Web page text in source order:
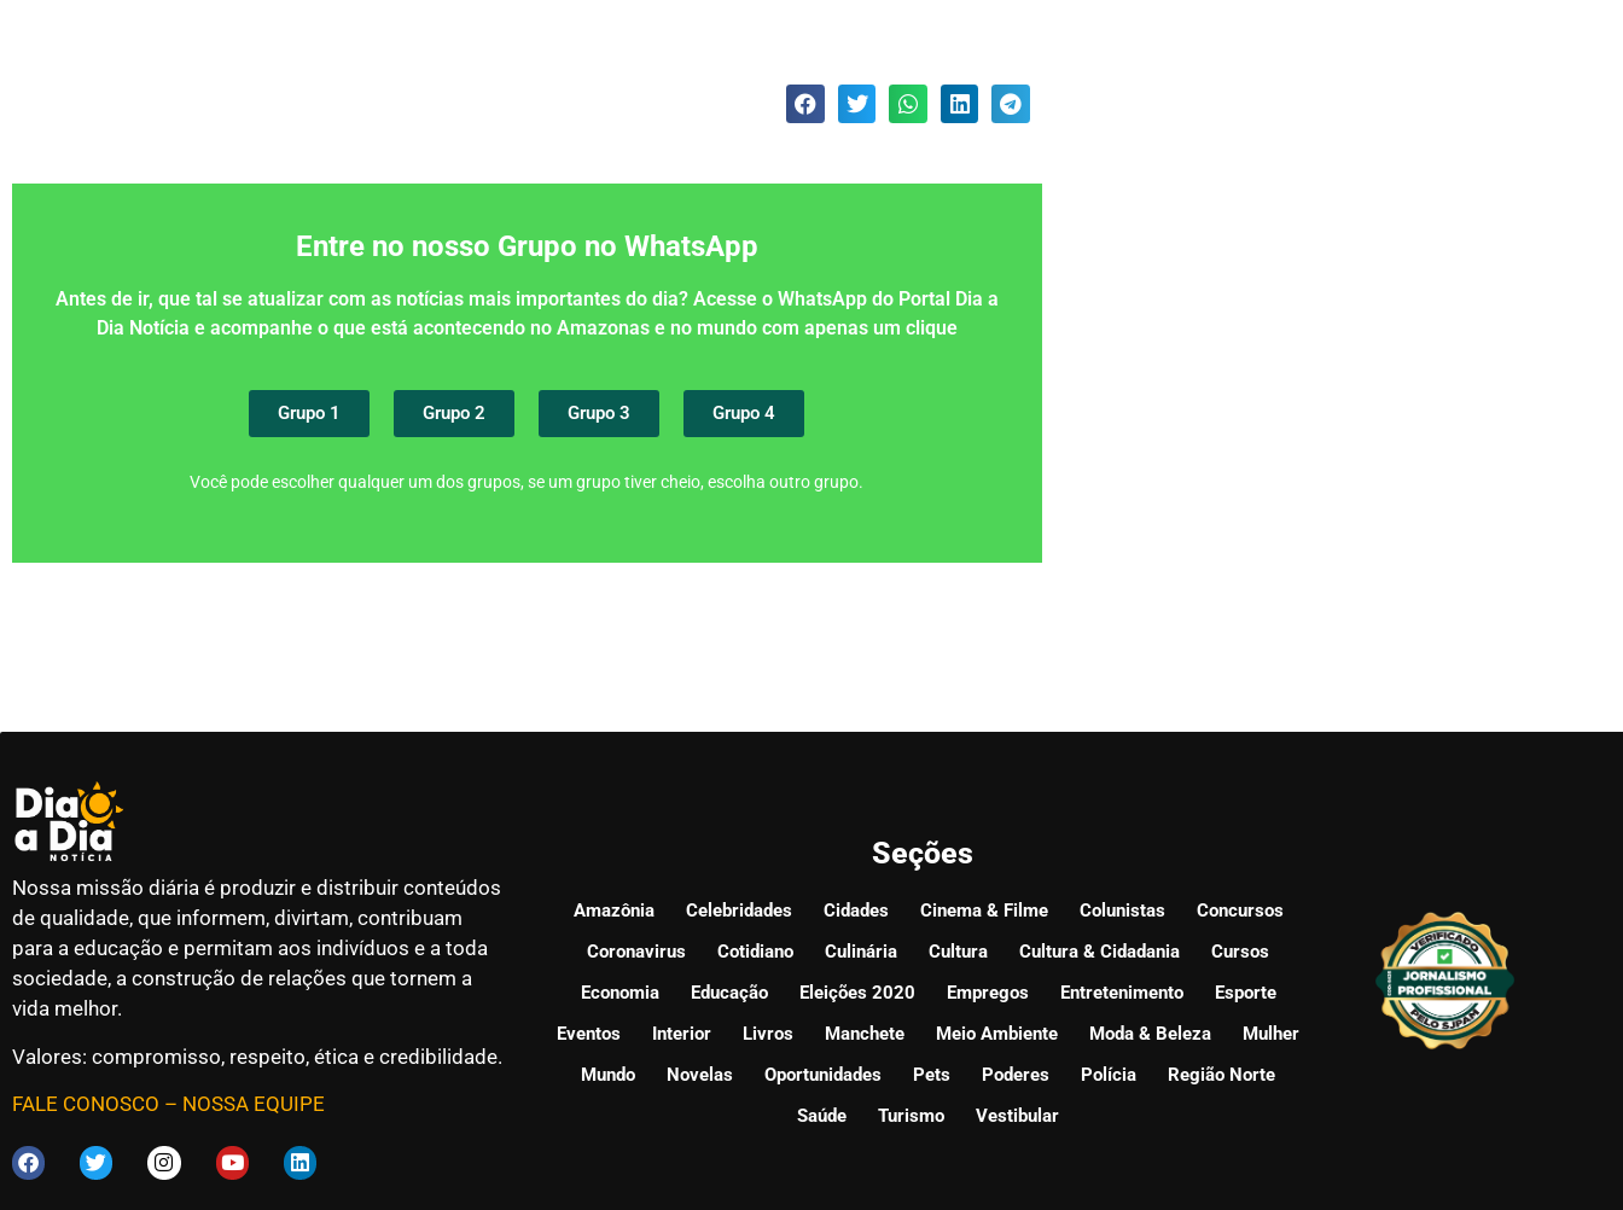
Entre no nosso Grupo no WhatsApp
Antes de ir, que tal se atualizar com as notícias mais importantes do dia? Acesse o WhatsApp do Portal Dia a
Dia Notícia e acompanhe o que está acontecendo no Amazonas e no mundo com apenas um clique
Grupo 1 Grupo 2 Grupo 3 Grupo 4
Você pode escolher qualquer um dos grupos, se um grupo tiver cheio, escolha outro grupo.
Nossa missão diária é produzir e distribuir conteúdos
de qualidade, que informem, divirtam, contribuam
para a educação e permitam aos indivíduos e a toda
sociedade, a construção de relações que tornem a
vida melhor.
Valores: compromisso, respeito, ética e credibilidade.
FALE CONOSCO – NOSSA EQUIPE
Seções
Amazônia Celebridades Cidades Cinema & Filme Colunistas
Concursos
Coronavirus
Cotidiano Culinária Cultura Cultura & Cidadania
Cursos
Economia
Educação Eleições 2020 Empregos Entretenimento
Esporte
Eventos
Interior Livros Manchete Meio Ambiente Moda & Beleza
Mulher
Mundo
Novelas Oportunidades Pets Poderes Polícia
Região Norte
Saúde
Turismo Vestibular